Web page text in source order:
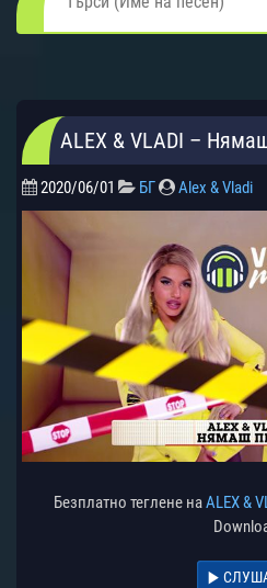
ALEX & VLADI –
2020/06/01 БГ Alex & Vladi
Безплатно теглене наALEX &